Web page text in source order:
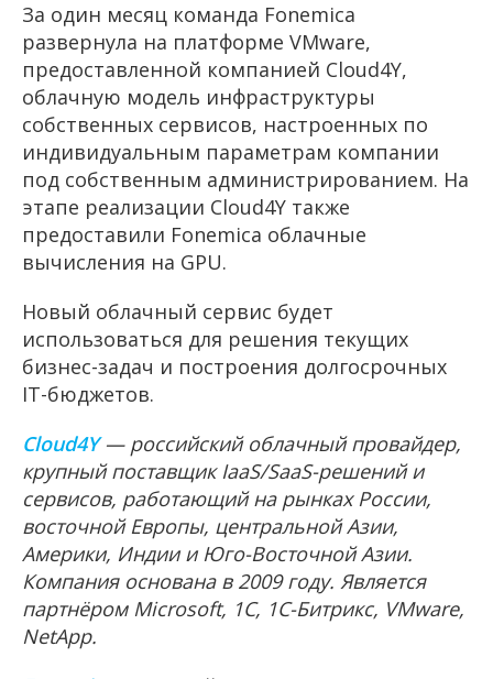
За один месяц команда Fonemica
развернула на платформе VMware,
предоставленной компанией Cloud4Y,
облачную модель инфраструктуры
собственных сервисов, настроенных по
индивидуальным параметрам компании
под собственным администрированием. На
этапе реализации Cloud4Y также
предоставили Fonemica облачные
вычисления на GPU.
Новый облачный сервис будет
использоваться для решения текущих
бизнес-задач и построения долгосрочных
IT-бюджетов.
Cloud4Y— российский облачный провайдер,
крупный поставщик IaaS/SaaS-решений и
сервисов, работающий на рынках России,
восточной Европы, центральной Азии,
Америки, Индии и Юго-Восточной Азии.
Компания основана в 2009 году. Является
партнёром Microsoft, 1С, 1С-Битрикс, VMware,
NetApp.